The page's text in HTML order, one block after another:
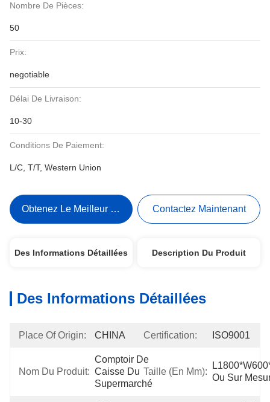
Nombre De Pièces:
50
Prix:
negotiable
Délai De Livraison:
10-30
Conditions De Paiement:
L/C, T/T, Western Union
Obtenez Le Meilleur Prix Contactez Maintenant
Des Informations Détaillées Description Du Produit
Des Informations Détaillées
Place Of Origin: CHINA Certification: ISO9001
Nom Du Produit:
Comptoir De
Caisse Du
Supermarché
Taille (en Mm):
Ou Sur